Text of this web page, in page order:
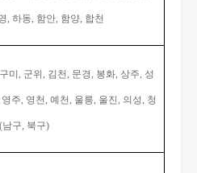
, 하동, 함안, 함양, 합천
구미, 군위, 김천, 문경, 봉화, 상주, 성
영주, 영천, 예천, 울릉, 울진, 의성, 청
남구, 북구)